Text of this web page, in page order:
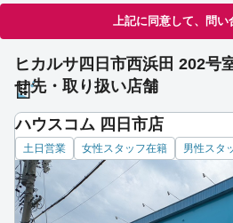
上記に同意して、問
ヒカルサ四日市西浜田 202号
せ先・取り扱い店舗
ハウスコム 四日市店
土日営業 女性スタッフ在籍 男性スタ